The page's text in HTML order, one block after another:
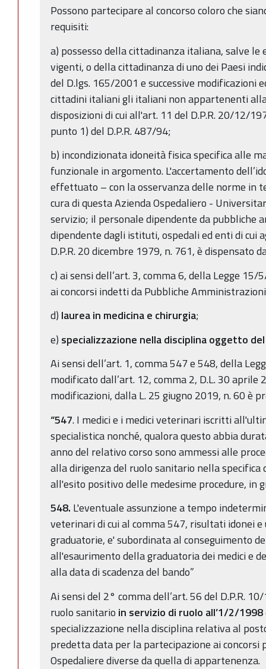
Possono partecipare al concorso coloro che
requisiti:
a) possesso della cittadinanza italiana, salve
vigenti, o della cittadinanza di uno dei Paesi
del D.lgs. 165/2001 e successive modificazioni
cittadini italiani gli italiani non appartenenti
disposizioni di cui all'art. 11 del D.P.R. 20/12/
punto 1) del D.P.R. 487/94;
b) incondizionata idoneità fisica specifica alle
funzionale in argomento. L'accertamento
effettuato – con la osservanza delle norme in
cura di questa Azienda Ospedaliero -
servizio; il personale dipendente da pubbliche
dipendente dagli istituti, ospedali ed enti di cui
D.P.R. 20 dicembre 1979, n. 761, è dispensato
c) ai sensi dell’art. 3, comma 6, della Legge
ai concorsi indetti da Pubbliche
d) laurea in medicina e chirurgia;
e) specializzazione nella disciplina oggetto
Ai sensi dell’art. 1, comma 547 e 548, della
modificato dall’art. 12, comma 2, D.L. 30 aprile
modificazioni, dalla L. 25 giugno 2019, n. 60 è
“547. I medici e i medici veterinari iscritti
specialistica nonché, qualora questo abbia
anno del relativo corso sono ammessi alle
alla dirigenza del ruolo sanitario nella specifica
all'esito positivo delle medesime procedure, in
548. L'eventuale assunzione a tempo
veterinari di cui al comma 547, risultati idonei
graduatorie, e' subordinata al conseguimento
all'esaurimento della graduatoria dei medici e
alla data di scadenza del bando”
Ai sensi del 2° comma dell’art. 56 del D.P.R.
ruolo sanitario in servizio di ruolo all’1/2/1998
specializzazione nella disciplina relativa al
predetta data per la partecipazione ai concorsi
Ospedaliere diverse da quella di appartenenza.